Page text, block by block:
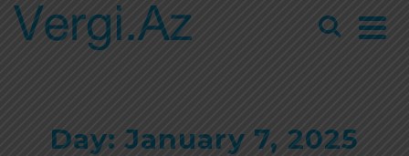
Day: January 7, 2025